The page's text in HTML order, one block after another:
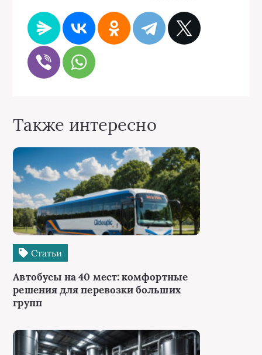
Также интересно
Статьи
Автобусы на 40 мест: комфортные
решения для перевозки больших
групп